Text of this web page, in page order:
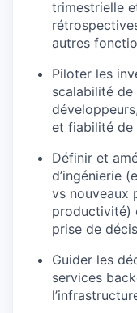
trimestrielle
autres
Piloter les
scalabilité
et fiabilité de
Définir et
d’ingénierie
vs nouveaux
productivité)
prise de
Guider les
services